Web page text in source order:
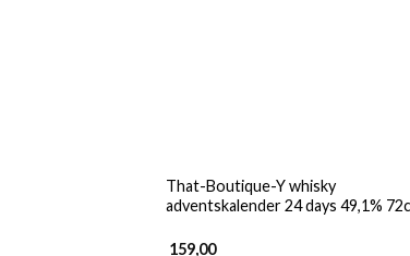
That-Boutique-Y whisky
adventskalender 24 days 49,1%
159,00